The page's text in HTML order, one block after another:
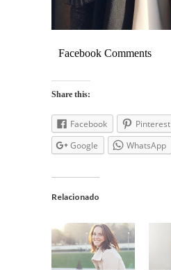
Facebook Comments
Share this:
Facebook Pinterest
Google
WhatsApp
Relacionado